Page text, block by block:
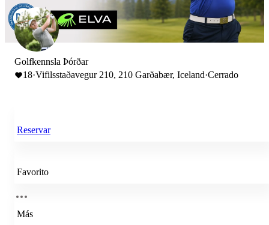
Golfkennsla Þórðar
18·Vifilsstaðavegur 210, 210 Garðabær, Iceland·Cerrado
Reservar
Favorito
Más